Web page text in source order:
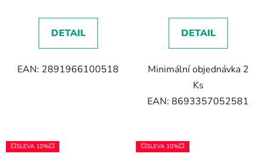
DETAIL
EAN: 2891966100518
DETAIL
Minimální objednávka 2
Ks
EAN: 8693357052581
💥SLEVA 10%💥 💥SLEVA 10%💥